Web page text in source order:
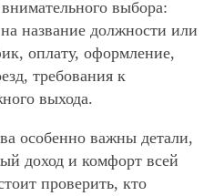
выбора:
название должности или
оплату, оформление,
требования к
выхода.
особенно важны детали,
доход и комфорт всей
проверить, кто